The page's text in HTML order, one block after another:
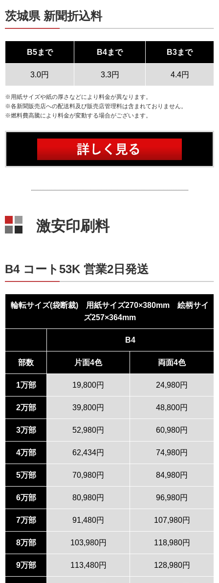
茨城県 新聞折込料
B5まで B4まで B3まで
3.0円 3.3円 4.4円
※用紙サイズや紙の厚さなどにより料金が異なります。
※各新聞販売店への配送料及び販売店管理料は含まれておりません。
※燃料費高騰により料金が変動する場合がございます。
激安印刷料
B4 コート53K 営業2日発送
輪転サイズ(袋断裁) 用紙サイズ270×380mm 絵柄サイ
ズ257×364mm
B4
部数 片面4色 両面4色
1万部 19,800円 24,980円
2万部 39,800円 48,800円
3万部 52,980円 60,980円
4万部 62,434円 74,980円
5万部 70,980円 84,980円
6万部 80,980円 96,980円
7万部 91,480円 107,980円
8万部 103,980円 118,980円
9万部 113,480円 128,980円